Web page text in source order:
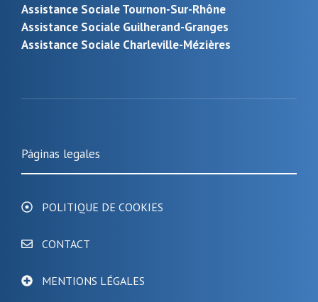
Assistance Sociale Tournon-Sur-Rhône
Assistance Sociale Guilherand-Granges
Assistance Sociale Charleville-Mézières
Páginas legales
POLITIQUE DE COOKIES
CONTACT
MENTIONS LÉGALES